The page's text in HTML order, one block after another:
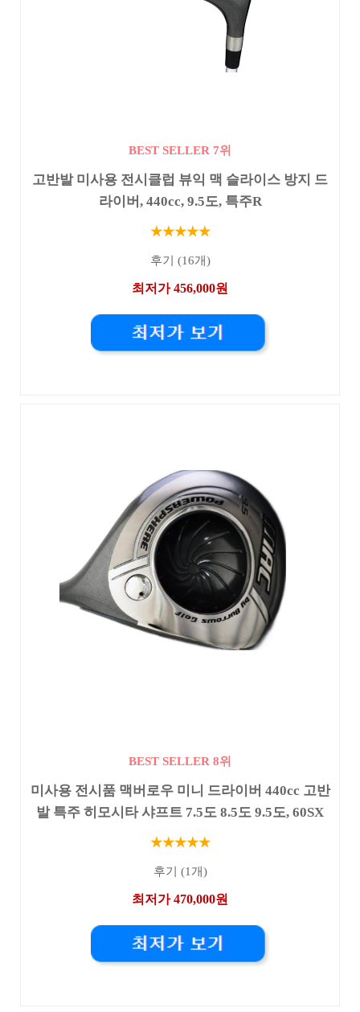
BEST SELLER 7위
고반발 미사용 전시클럽 뷰익 맥 슬라이스 방지 드
라이버, 440cc, 9.5도, 특주R
★★★★★
후기 (16개)
최저가 456,000원
BEST SELLER 8위
미사용 전시품 맥버로우 미니 드라이버 440cc 고반
발 특주 히모시타 샤프트 7.5도 8.5도 9.5도, 60SX
★★★★★
후기 (1개)
최저가 470,000원